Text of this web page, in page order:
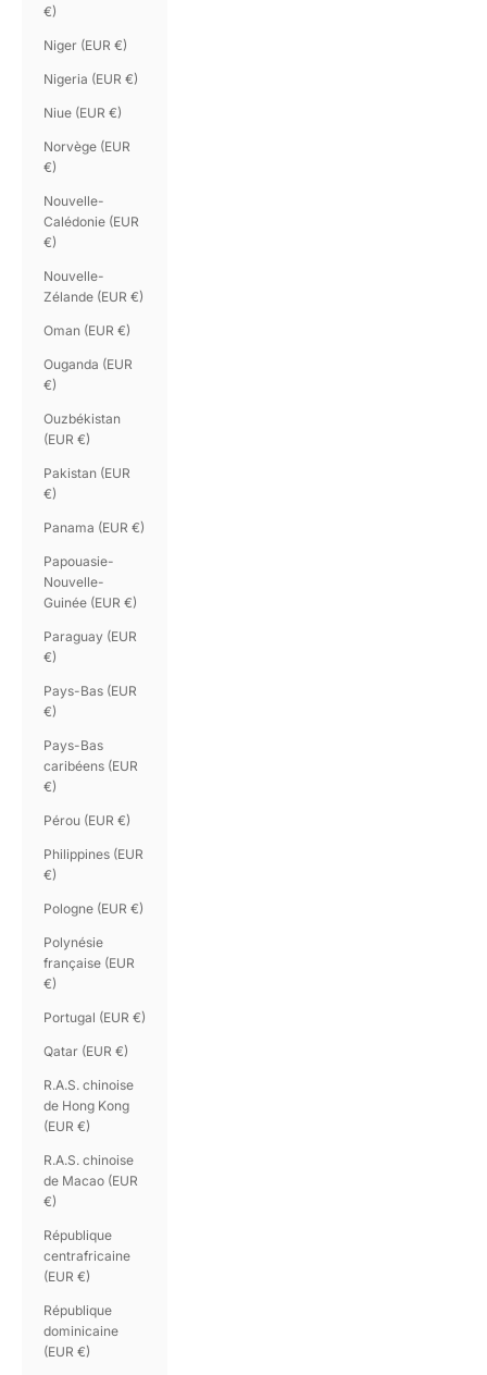
€)
Niger (EUR €)
Nigeria (EUR €)
Niue (EUR €)
Norvège (EUR
€)
Nouvelle-
Calédonie (EUR
€)
Nouvelle-
Zélande (EUR €)
Oman (EUR €)
Ouganda (EUR
€)
Ouzbékistan
(EUR €)
Pakistan (EUR
€)
Panama (EUR €)
Papouasie-
Nouvelle-
Guinée (EUR €)
Paraguay (EUR
€)
Pays-Bas (EUR
€)
Pays-Bas
caribéens (EUR
€)
Pérou (EUR €)
Philippines (EUR
€)
Pologne (EUR €)
Polynésie
française (EUR
€)
Portugal (EUR €)
Qatar (EUR €)
R.A.S. chinoise
de Hong Kong
(EUR €)
R.A.S. chinoise
de Macao (EUR
€)
République
centrafricaine
(EUR €)
République
dominicaine
(EUR €)